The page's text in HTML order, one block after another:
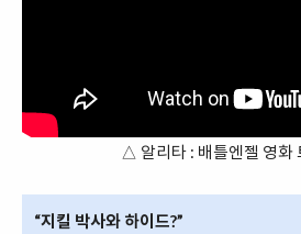
△ 알리타 : 배틀엔젤 영화
“지킬 박사와 하이드?”